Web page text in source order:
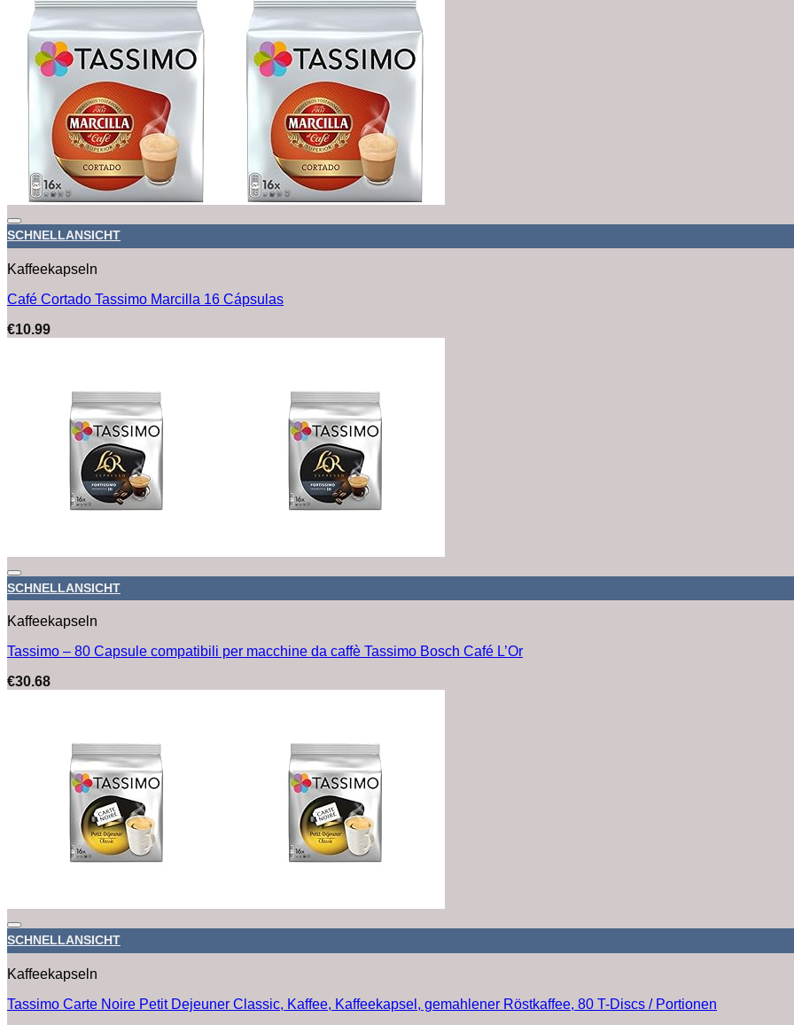
SCHNELLANSICHT
Kaffeekapseln
Café Cortado Tassimo Marcilla 16 Cápsulas
€10.99
SCHNELLANSICHT
Kaffeekapseln
Tassimo – 80 Capsule compatibili per macchine da caffè Tassimo Bosch Café L’Or
€30.68
SCHNELLANSICHT
Kaffeekapseln
Tassimo Carte Noire Petit Dejeuner Classic, Kaffee, Kaffeekapsel, gemahlener Röstkaffee, 80 T-Discs / Portionen